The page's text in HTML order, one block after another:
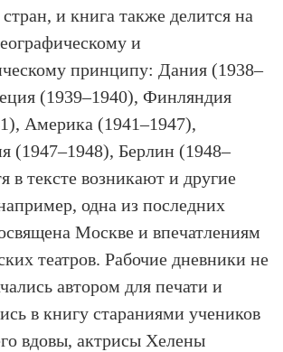
стран, и книга также делится на
и
принципу: Дания (1938–
(1939–1940), Финляндия
Америка (1941–1947),
(1947–1948), Берлин (1948–
в тексте возникают и другие
одна из последних
Москве и впечатлениям
театров. Рабочие дневники не
автором для печати и
в книгу стараниями учеников
вдовы, актрисы Хелены